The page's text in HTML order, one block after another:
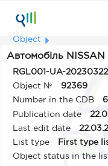
Object
Автомобіль
RGL001-UA-
Object №
92369
Number in the CDB
Publication date
Last edit date
List type
First type
Object status in the